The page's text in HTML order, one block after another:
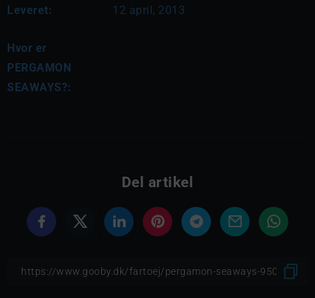
Leveret: 12 april, 2013
Hvor er
PERGAMON
SEAWAYS?:
Del artikel